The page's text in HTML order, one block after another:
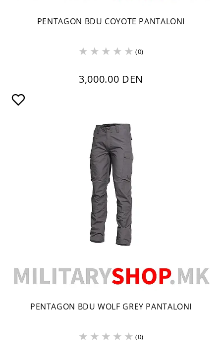
PENTAGON BDU COYOTE PANTALONI
(0)
3,000.00 DEN
PENTAGON BDU WOLF GREY PANTALONI
(0)